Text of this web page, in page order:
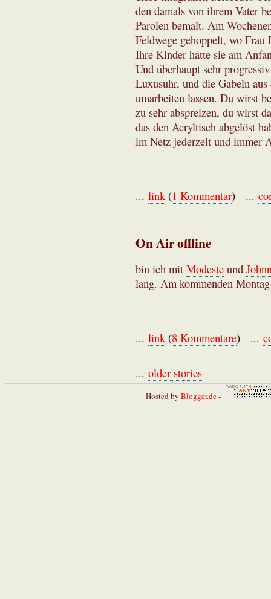
den damals von ihrem Vater
Parolen bemalt. Am
Feldwege gehoppelt, wo Frau
Ihre Kinder hatte sie am
Und überhaupt sehr
Luxusuhr, und die Gabeln
umarbeiten lassen. Du wirst
zu sehr abspreizen, du wirst
das den Acryltisch abgelöst
im Netz jederzeit und immer
... link(1 Kommentar) ...
On Air offline
bin ich mit Modeste und
lang. Am kommenden
... link(8 Kommentare) ...
... older stories
Hosted by Blogger.de-